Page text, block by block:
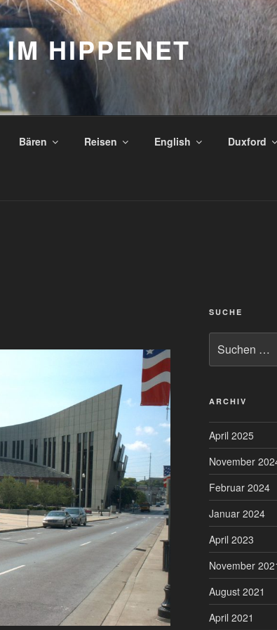
HIPPENET
Bären Reisen English Duxford
SUCHE
nach:
ARCHIV
April 2025
November
Februar 2024
Januar 2024
April 2023
November
August 2021
April 2021